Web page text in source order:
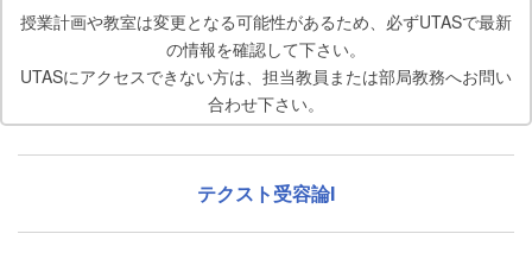
授業計画や教室は変更となる可能性があるため、必ずUTASで最新
の情報を確認して下さい。
UTASにアクセスできない方は、担当教員または部局教務へお問い
合わせ下さい。
テクスト受容論I